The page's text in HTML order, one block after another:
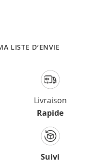
LISTE D’ENVIE
Livraison
Rapide
Suivi